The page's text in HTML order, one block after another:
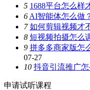
5 1688平台怎么样
6 AI智能体怎么做
7 如何剪辑视频才
8 短视频拍摄怎么
9 拼多多商家版怎
07-27
10 抖音引流推广
申请试听课程